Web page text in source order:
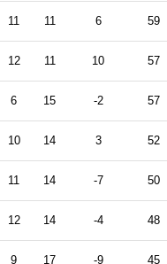
11 11 6 59
12 11 10 57
6 15 -2 57
10 14 3 52
11 14 -7 50
12 14 -4 48
9 17 -9 45